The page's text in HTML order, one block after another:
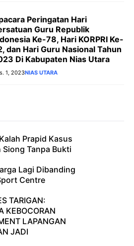
Peringatan Hari
Guru Republik
Ke-78, Hari KORPRI Ke-
dan Hari Guru Nasional Tahun
Di Kabupaten Nias Utara
1, 2023NIAS UTARA
Prapid Kasus
Siong Tanpa Bukti
Lagi Dibanding
Centre
TARIGAN:
KEBOCORAN
LAPANGAN
JADI